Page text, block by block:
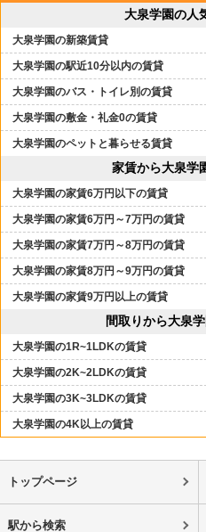
大泉学園の人
大泉学園の新築賃貸
大泉学園の駅近10分以内の賃貸
大泉学園のバス・トイレ別の賃貸
大泉学園の敷金・礼金0の賃貸
大泉学園のペットと暮らせる賃貸
家賃から大泉学
大泉学園の家賃6万円以下の賃貸
大泉学園の家賃6万円～7万円の賃貸
大泉学園の家賃7万円～8万円の賃貸
大泉学園の家賃8万円～9万円の賃貸
大泉学園の家賃9万円以上の賃貸
間取りから大泉
大泉学園の1R~1LDKの賃貸
大泉学園の2K~2LDKの賃貸
大泉学園の3K~3LDKの賃貸
大泉学園の4K以上の賃貸
トップページ
駅から検索